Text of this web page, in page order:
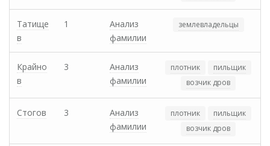
Татище
в
1
Анализ
фамилии
землевладельцы
Крайно
в
3
Анализ
фамилии
плотник
пильщик
возчик дров
Стогов 3
Анализ
фамилии
плотник
пильщик
возчик дров